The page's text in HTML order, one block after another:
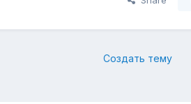
Создать тему